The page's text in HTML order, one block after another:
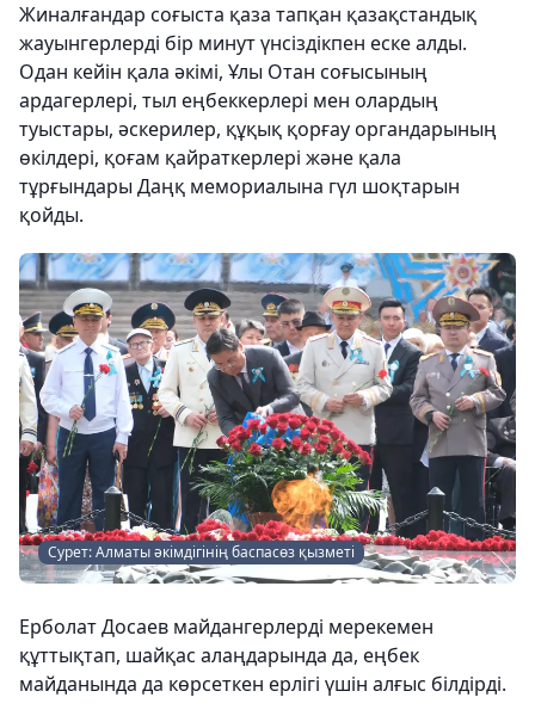
Жиналғандар соғыста қаза тапқан қазақстандық
жауынгерлерді бір минут үнсіздікпен еске алды.
Одан кейін қала әкімі, Ұлы Отан соғысының
ардагерлері, тыл еңбеккерлері мен олардың
туыстары, әскерилер, құқық қорғау органдарының
өкілдері, қоғам қайраткерлері және қала
тұрғындары Даңқ мемориалына гүл шоқтарын
қойды.
Сурет: Алматы әкімдігінің баспасөз қызметі
Ерболат Досаев майдангерлерді мерекемен
құттықтап, шайқас алаңдарында да, еңбек
майданында да көрсеткен ерлігі үшін алғыс білдірді.